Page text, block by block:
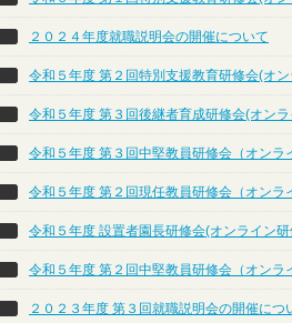
２０２４年度就職説明会の開催について
令和５年度 第２回特別支援教育研修会(オ
令和５年度 第３回後継者育成研修会(オン
令和５年度 第３回中堅教員研修会（オンラ
令和５年度 第２回現任教員研修会（オンラ
令和５年度 設置者園長研修会(オンライン
令和５年度 第２回中堅教員研修会（オンラ
２０２３年度 第３回就職説明会の開催につ